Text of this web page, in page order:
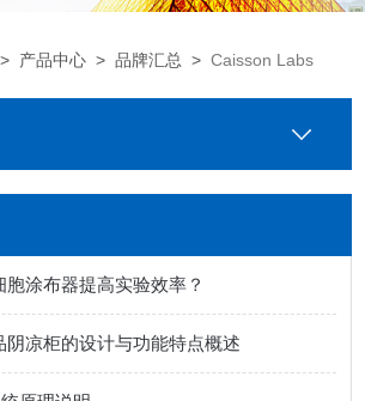
> 产品中心 >品牌汇总 >Caisson Labs
涂布器提高实验效率？
阴凉柜的设计与功能特点概述